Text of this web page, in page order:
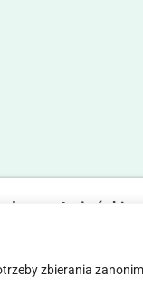
zbierania
Lużyńskiego